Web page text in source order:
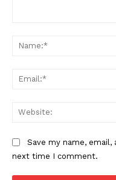
Save my name,
next time I comment.